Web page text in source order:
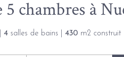
5 chambres à
4salles de bains | 430 m2 construit